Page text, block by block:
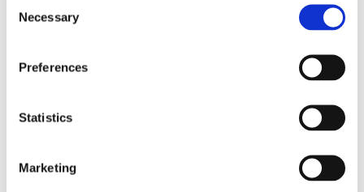
Selection
Necessary
Preferences
Statistics
Marketing
17 Luglio 2016 Valentina Lieto
Commenti